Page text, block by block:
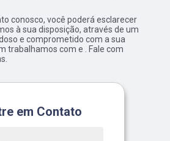
conosco, você poderá esclarecer
à sua disposição, através de um
e comprometido com a sua
trabalhamos com e . Fale com
em Contato